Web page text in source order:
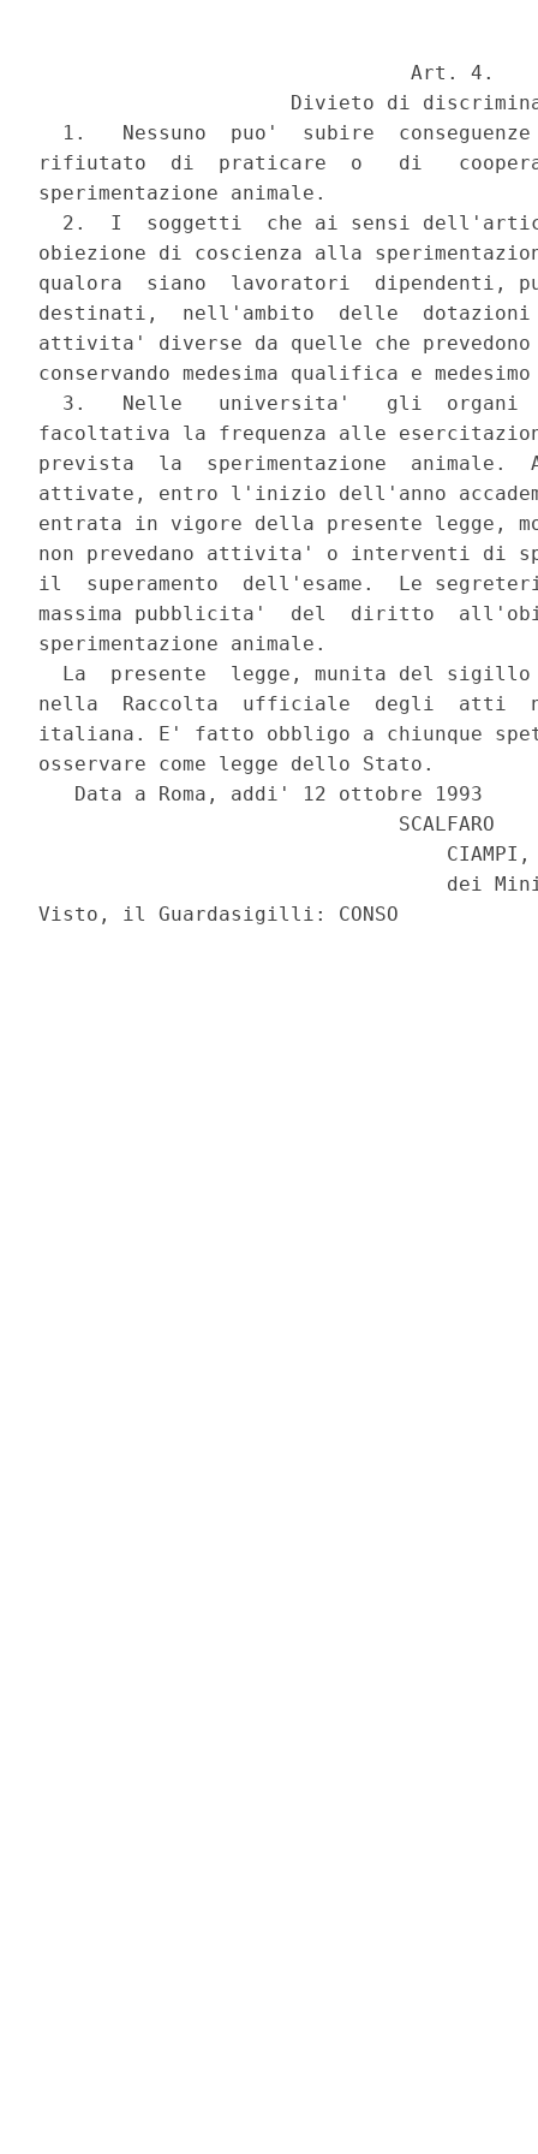
                               Art. 4.
Divieto di
1.   Nessuno  puo'  subire
rifiutato  di  praticare  o   di
sperimentazione animale.
2.  I  soggetti  che ai sensi
obiezione di coscienza alla
qualora  siano  lavoratori  dipendenti,
destinati,  nell'ambito  delle
attivita' diverse da quelle che prevedono
conservando medesima qualifica e
3.   Nelle   universita'   gli  organi
facoltativa la frequenza alle
prevista  la  sperimentazione
attivate, entro l'inizio dell'anno
entrata in vigore della presente legge,
non prevedano attivita' o interventi di
il  superamento  dell'esame.  Le
massima pubblicita'  del  diritto
sperimentazione animale.
La  presente  legge, munita del
nella  Raccolta  ufficiale  degli  atti
italiana. E' fatto obbligo a chiunque
osservare come legge dello Stato.
   Data a Roma, addi' 12 ottobre 1993
                              SCALFARO
dei